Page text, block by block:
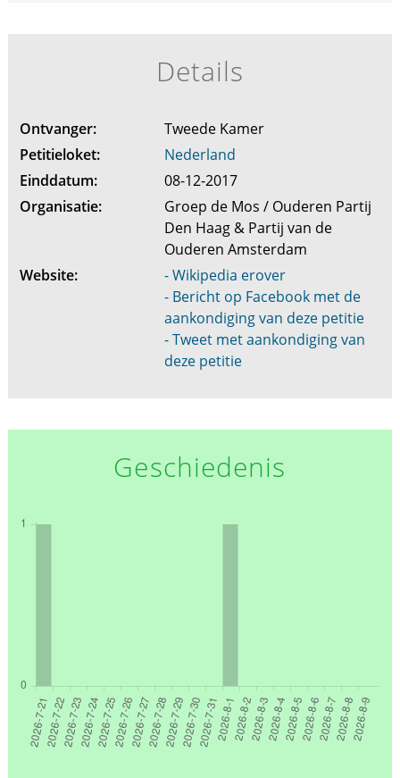
Details
Ontvanger:
Tweede Kamer
Petitieloket:
Nederland
Einddatum:
08-12-2017
Organisatie:
Groep de Mos / Ouderen Partij
Den Haag & Partij van de
Ouderen Amsterdam
Website:
- Wikipedia erover
- Bericht op Facebook met de
aankondiging van deze petitie
- Tweet met aankondiging van
deze petitie
Geschiedenis